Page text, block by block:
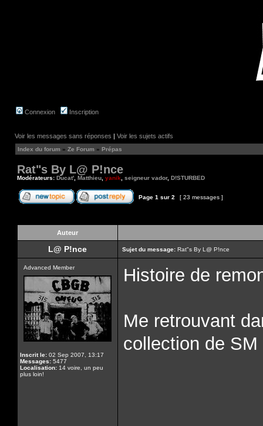
Connexion Inscription
Voir les messages sans réponses | Voir les sujets actifs
Index du forum » Ze Forum » Prépas
Rat"s By L@ P!nce
Modérateurs: Ducat' Matthieu yanik seigneur vador, D!STURBED
Page 1 sur 2 [ 23 messages ]
Auteur
L@ P!nce Sujet du message: Rat"s By L@ P!nce
Advanced Member
Inscrit le: 02 Sep 2007, 13:17
Messages: 5477
Localisation: 14 voire, un peu
plus loin!
Histoire de
Me retrouvant
collection de SM